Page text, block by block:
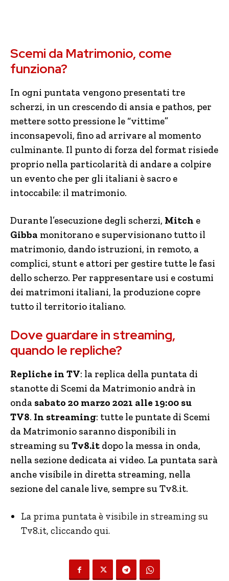
Scemi da Matrimonio, come
funziona?
In ogni puntata vengono presentati tre
scherzi, in un crescendo di ansia e pathos, per
mettere sotto pressione le “vittime”
inconsapevoli, fino ad arrivare al momento
culminante. Il punto di forza del format risiede
proprio nella particolarità di andare a colpire
un evento che per gli italiani è sacro e
intoccabile: il matrimonio.
Durante l’esecuzione degli scherzi, Mitch e
Gibba monitorano e supervisionano tutto il
matrimonio, dando istruzioni, in remoto, a
complici, stunt e attori per gestire tutte le fasi
dello scherzo. Per rappresentare usi e costumi
dei matrimoni italiani, la produzione copre
tutto il territorio italiano.
Dove guardare in streaming,
quando le repliche?
Repliche in TV: la replica della puntata di
stanotte di Scemi da Matrimonio andrà in
onda sabato 20 marzo 2021 alle 19:00 su
TV8. In streaming: tutte le puntate di Scemi
da Matrimonio saranno disponibili in
streaming su Tv8.it dopo la messa in onda,
nella sezione dedicata ai video. La puntata sarà
anche visibile in diretta streaming, nella
sezione del canale live, sempre su Tv8.it.
La prima puntata è visibile in streaming su
Tv8.it, cliccando qui.